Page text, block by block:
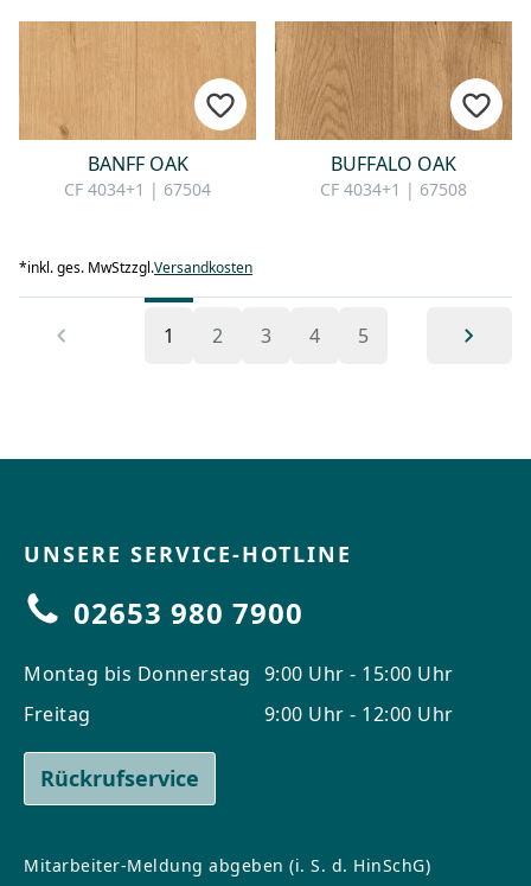
BANFF OAK
CF 4034+1 | 67504
BUFFALO OAK
CF 4034+1 | 67508
*inkl. ges. MwStzzgl.Versandkosten
1 2 3 4 5
UNSERE SERVICE-HOTLINE
02653 980 7900
Montag bis Donnerstag
Freitag
9:00 Uhr - 15:00 Uhr
9:00 Uhr - 12:00 Uhr
Rückrufservice
Mitarbeiter-Meldung abgeben (i. S. d. HinSchG)